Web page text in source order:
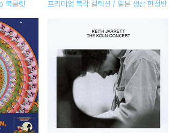
북클릿 프리미엄 복각 컬렉션 / 일본 생산 한정반